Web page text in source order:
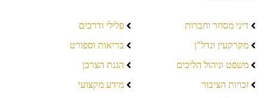
דיני מסחר וחברות
מקרקעין ונדל"ן
משפט וניהול הליכים
זכויות הציבור
פלילי ודרכים
בריאות וספורט
הגנת הצרכן
מידע מקצועי